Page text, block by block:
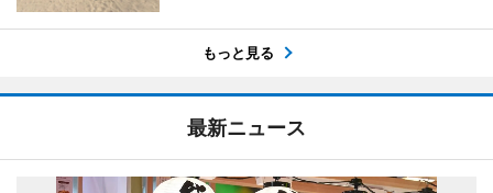
もっと見る
最新ニュース